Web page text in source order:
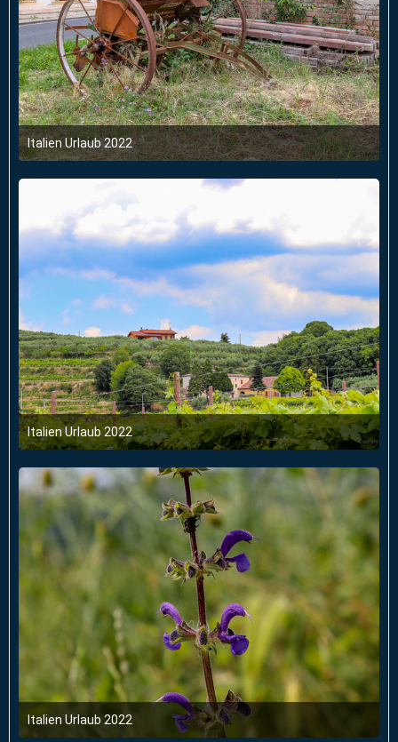
Italien Urlaub 2022
6. Juni 2022 um 03:47
Italien Urlaub 2022
6. Juni 2022 um 03:47
Italien Urlaub 2022
6. Juni 2022 um 03:47